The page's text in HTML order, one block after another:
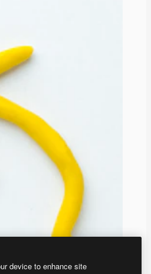
device to enhance site